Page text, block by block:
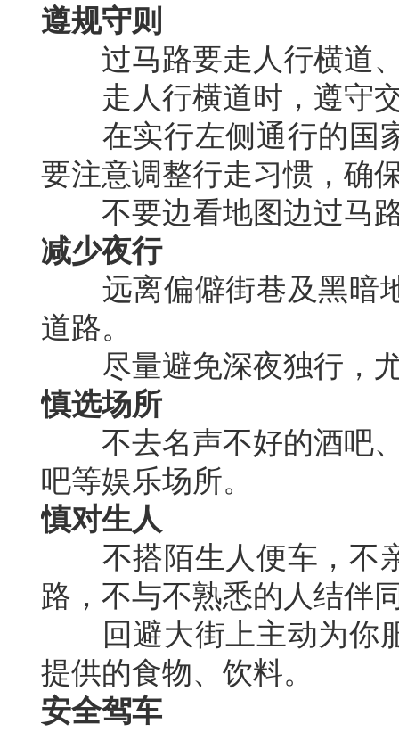
遵规守则
过马路要走人行横道、
走人行横道时，遵守交
在实行左侧通行的国家
要注意调整行走习惯，确
不要边看地图边过马
减少夜行
远离偏僻街巷及黑暗地
道路。
尽量避免深夜独行，尤
慎选场所
不去名声不好的酒吧、
吧等娱乐场所。
慎对生人
不搭陌生人便车，不亲
路，不与不熟悉的人结伴
回避大街上主动为你服
提供的食物、饮料。
安全驾车